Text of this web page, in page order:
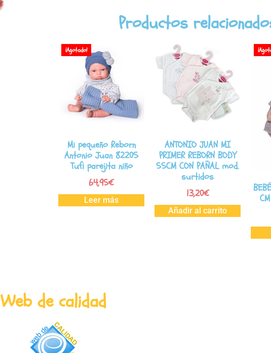
Productos
¡Agotado!
Mi pequeño Reborn
Antonio Juan 82205
Tufi parejita niño
64,95€
Leer más
ANTONIO JUAN MI
PRIMER REBORN BODY
55CM CON PAÑAL mod.
surtidos
13,20€
Añadir al carrito
Web de calidad